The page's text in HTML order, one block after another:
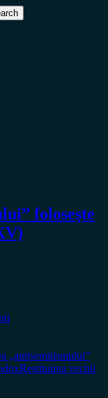
foloseşte
„antisemitismului”
Restituirea vechii